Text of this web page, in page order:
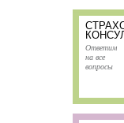
Ответим
на все
вопросы